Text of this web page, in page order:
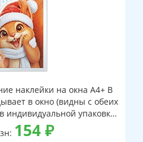
наклейки на окна А4+ В
в окно (видны с обеих
индивидуальной упаковке,
клеевым клапаном)
154₽